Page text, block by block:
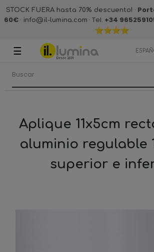
STOCK FUERA hasta 70% descuento! ·
60€· info@il-lumina.com · Tel. +34
Navegación
palanca
☰
Aplique 11x5cm
aluminio regulable
superior e